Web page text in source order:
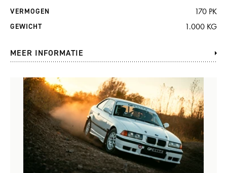
VERMOGEN 170 PK
GEWICHT 1.000 KG
MEER INFORMATIE